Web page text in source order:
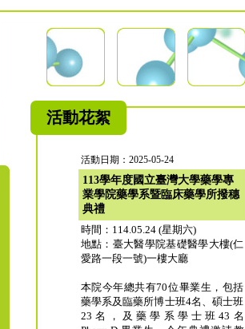
活動花絮
活動日期：2025-05-24
113學年度國立臺灣大學藥學專
業學院藥學系暨臨床藥學所撥穗
典禮
時間：114.05.24 (星期六)
地點：臺大醫學院基礎醫學大樓(仁
愛路一段一號)一樓大廳
本院今年總共有70位畢業生，包括
藥學系及臨藥所博士班4名、碩士班
23名，及藥學系學士班43名